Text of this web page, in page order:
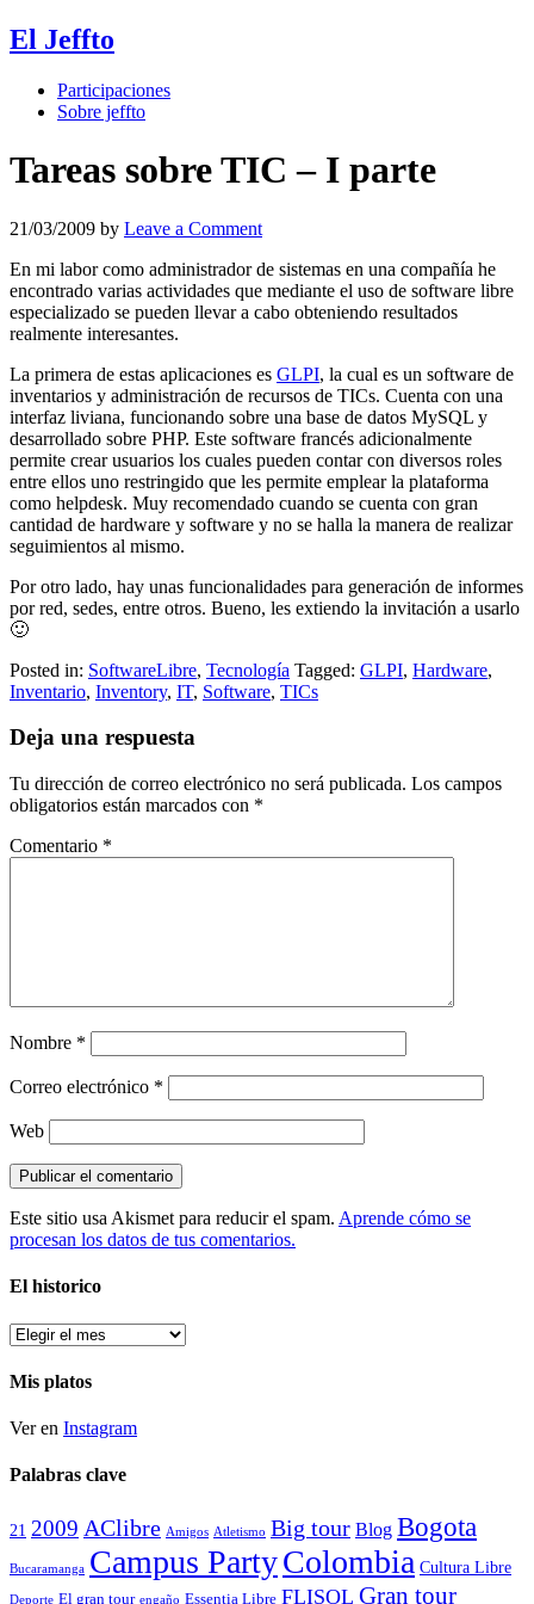
El Jeffto
Participaciones
Sobre jeffto
Tareas sobre TIC – I parte
21/03/2009 by Leave a Comment
En mi labor como administrador de sistemas en una compañía he
encontrado varias actividades que mediante el uso de software libre
especializado se pueden llevar a cabo obteniendo resultados
realmente interesantes.
La primera de estas aplicaciones es GLPI, la cual es un software de
inventarios y administración de recursos de TICs. Cuenta con una
interfaz liviana, funcionando sobre una base de datos MySQL y
desarrollado sobre PHP. Este software francés adicionalmente
permite crear usuarios los cuales pueden contar con diversos roles
entre ellos uno restringido que les permite emplear la plataforma
como helpdesk. Muy recomendado cuando se cuenta con gran
cantidad de hardware y software y no se halla la manera de realizar
seguimientos al mismo.
Por otro lado, hay unas funcionalidades para generación de informes
por red, sedes, entre otros. Bueno, les extiendo la invitación a usarlo
🙂
Posted in: SoftwareLibre, Tecnología Tagged: GLPI, Hardware,
Inventario, Inventory, IT, Software, TICs
Deja una respuesta
Tu dirección de correo electrónico no será publicada. Los campos
obligatorios están marcados con *
Comentario *
Nombre *
Correo electrónico *
Web
Este sitio usa Akismet para reducir el spam. Aprende cómo se
procesan los datos de tus comentarios.
El historico
El
Mis platos
Ver en Instagram
Palabras clave
21 2009 AClibre Amigos Atletismo Big tour Blog Bogota
Bucaramanga Campus PartyColombia Cultura Libre
Deporte El gran tour engaño Essentia Libre FLISOL Gran tour